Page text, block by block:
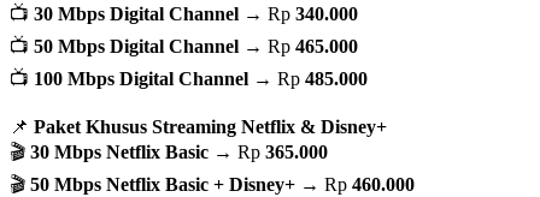
📺 30 Mbps Digital Channel → Rp 340.000
📺 50 Mbps Digital Channel → Rp 465.000
📺 100 Mbps Digital Channel → Rp 485.000
📌 Paket Khusus Streaming Netflix & Disney+
🎬 30 Mbps Netflix Basic → Rp 365.000
🎬 50 Mbps Netflix Basic + Disney+ → Rp 460.000